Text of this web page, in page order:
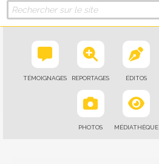
TÉMOIGNAGES REPORTAGES ÉDITOS
PHOTOS MÉDIATHÈQUE